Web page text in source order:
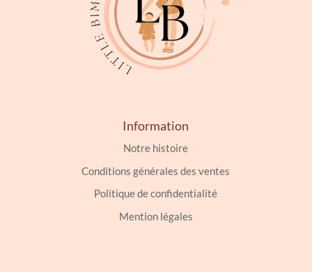
Information
Notre histoire
Conditions générales des ventes
Politique de confidentialité
Mention légales